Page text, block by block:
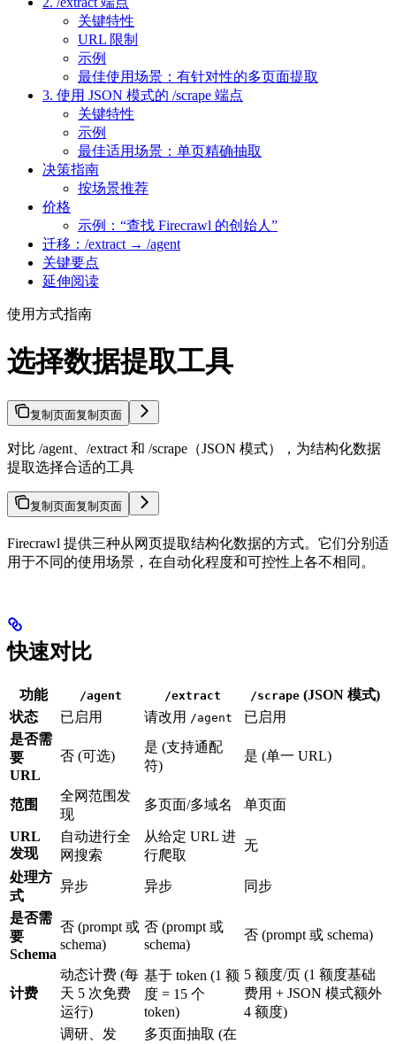
关键特性
URL 限制
示例
最佳使用场景：有针对性的多页面提取
3. 使用 JSON 模式的 /scrape 端点
关键特性
示例
最佳适用场景：单页精确抽取
决策指南
按场景推荐
价格
示例：“查找 Firecrawl 的创始人”
迁移：/extract → /agent
关键要点
延伸阅读
使用方式指南
选择数据提取工具
复制页面复制页面
对比 /agent、/extract 和 /scrape（JSON 模式），为结构化数据
提取选择合适的工具
复制页面复制页面
Firecrawl 提供三种从网页提取结构化数据的方式。它们分别适
用于不同的使用场景，在自动化程度和可控性上各不相同。
快速对比
功能 /agent /extract /scrape (JSON 模式)
状态
已启用 请改用 /agent
已启用
是否需
要
URL
否 (可选)
是 (支持通配
符)
是 (单一 URL)
范围
全网范围发
现
多页面/多域名 单页面
URL
发现
自动进行全
网搜索
从给定 URL 进
行爬取
无
处理方
式
异步 异步 同步
是否需
要
Schema
否 (prompt 或
schema)
否 (prompt 或
schema)
否 (prompt 或 schema)
计费
动态计费 (每
天 5 次免费
运行)
基于 token (1 额
度 = 15 个
token)
5 额度/页 (1 额度基础
费用 + JSON 模式额外
4 额度)
调研、发
多页面抽取 (在